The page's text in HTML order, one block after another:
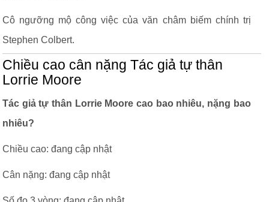
Cô ngưỡng mộ công việc của văn châm biếm chính trị
Stephen Colbert.
Chiều cao cân nặng Tác giả tự thân
Lorrie Moore
Tác giả tự thân Lorrie Moore cao bao nhiêu, nặng bao
nhiêu?
Chiều cao: đang cập nhật
Cân nặng: đang cập nhật